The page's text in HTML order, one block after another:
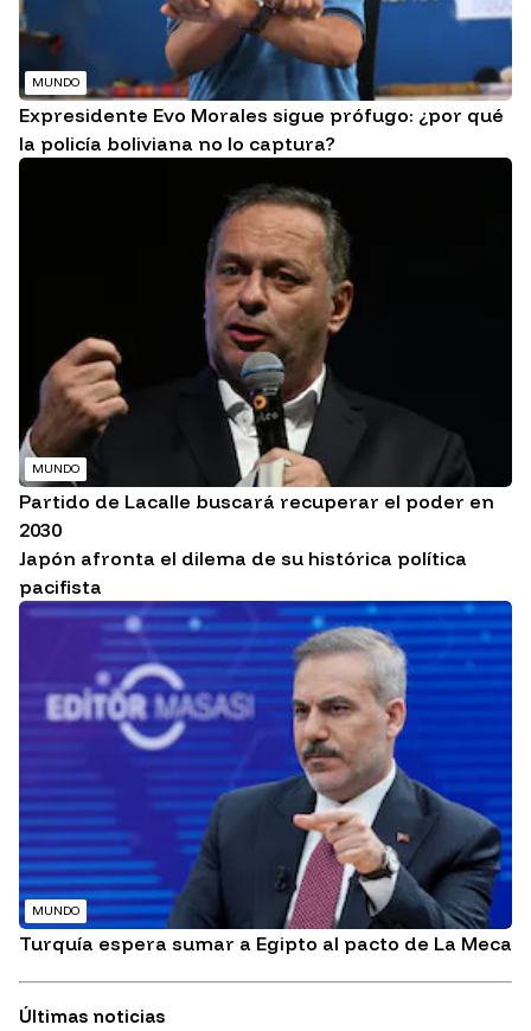
MUNDO
Expresidente Evo Morales sigue prófugo: ¿por qué
la policía boliviana no lo captura?
MUNDO
Partido de Lacalle buscará recuperar el poder en
2030
Japón afronta el dilema de su histórica política
pacifista
MUNDO
Turquía espera sumar a Egipto al pacto de La Meca
Últimas noticias